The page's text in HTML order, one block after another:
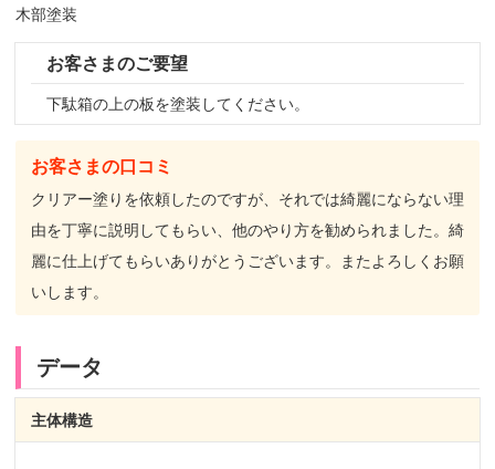
木部塗装
お客さまのご要望
下駄箱の上の板を塗装してください。
お客さまの口コミ
クリアー塗りを依頼したのですが、それでは綺麗にならない理
由を丁寧に説明してもらい、他のやり方を勧められました。綺
麗に仕上げてもらいありがとうございます。またよろしくお願
いします。
データ
主体構造